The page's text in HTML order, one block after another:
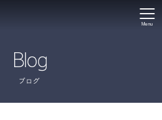
Menu
Blog
ブログ